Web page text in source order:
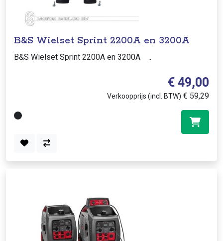
B&S Wielset Sprint 2200A en 3200A
B&S Wielset Sprint 2200A en 3200A ..
€ 49,00
Verkoopprijs (incl. BTW) € 59,29